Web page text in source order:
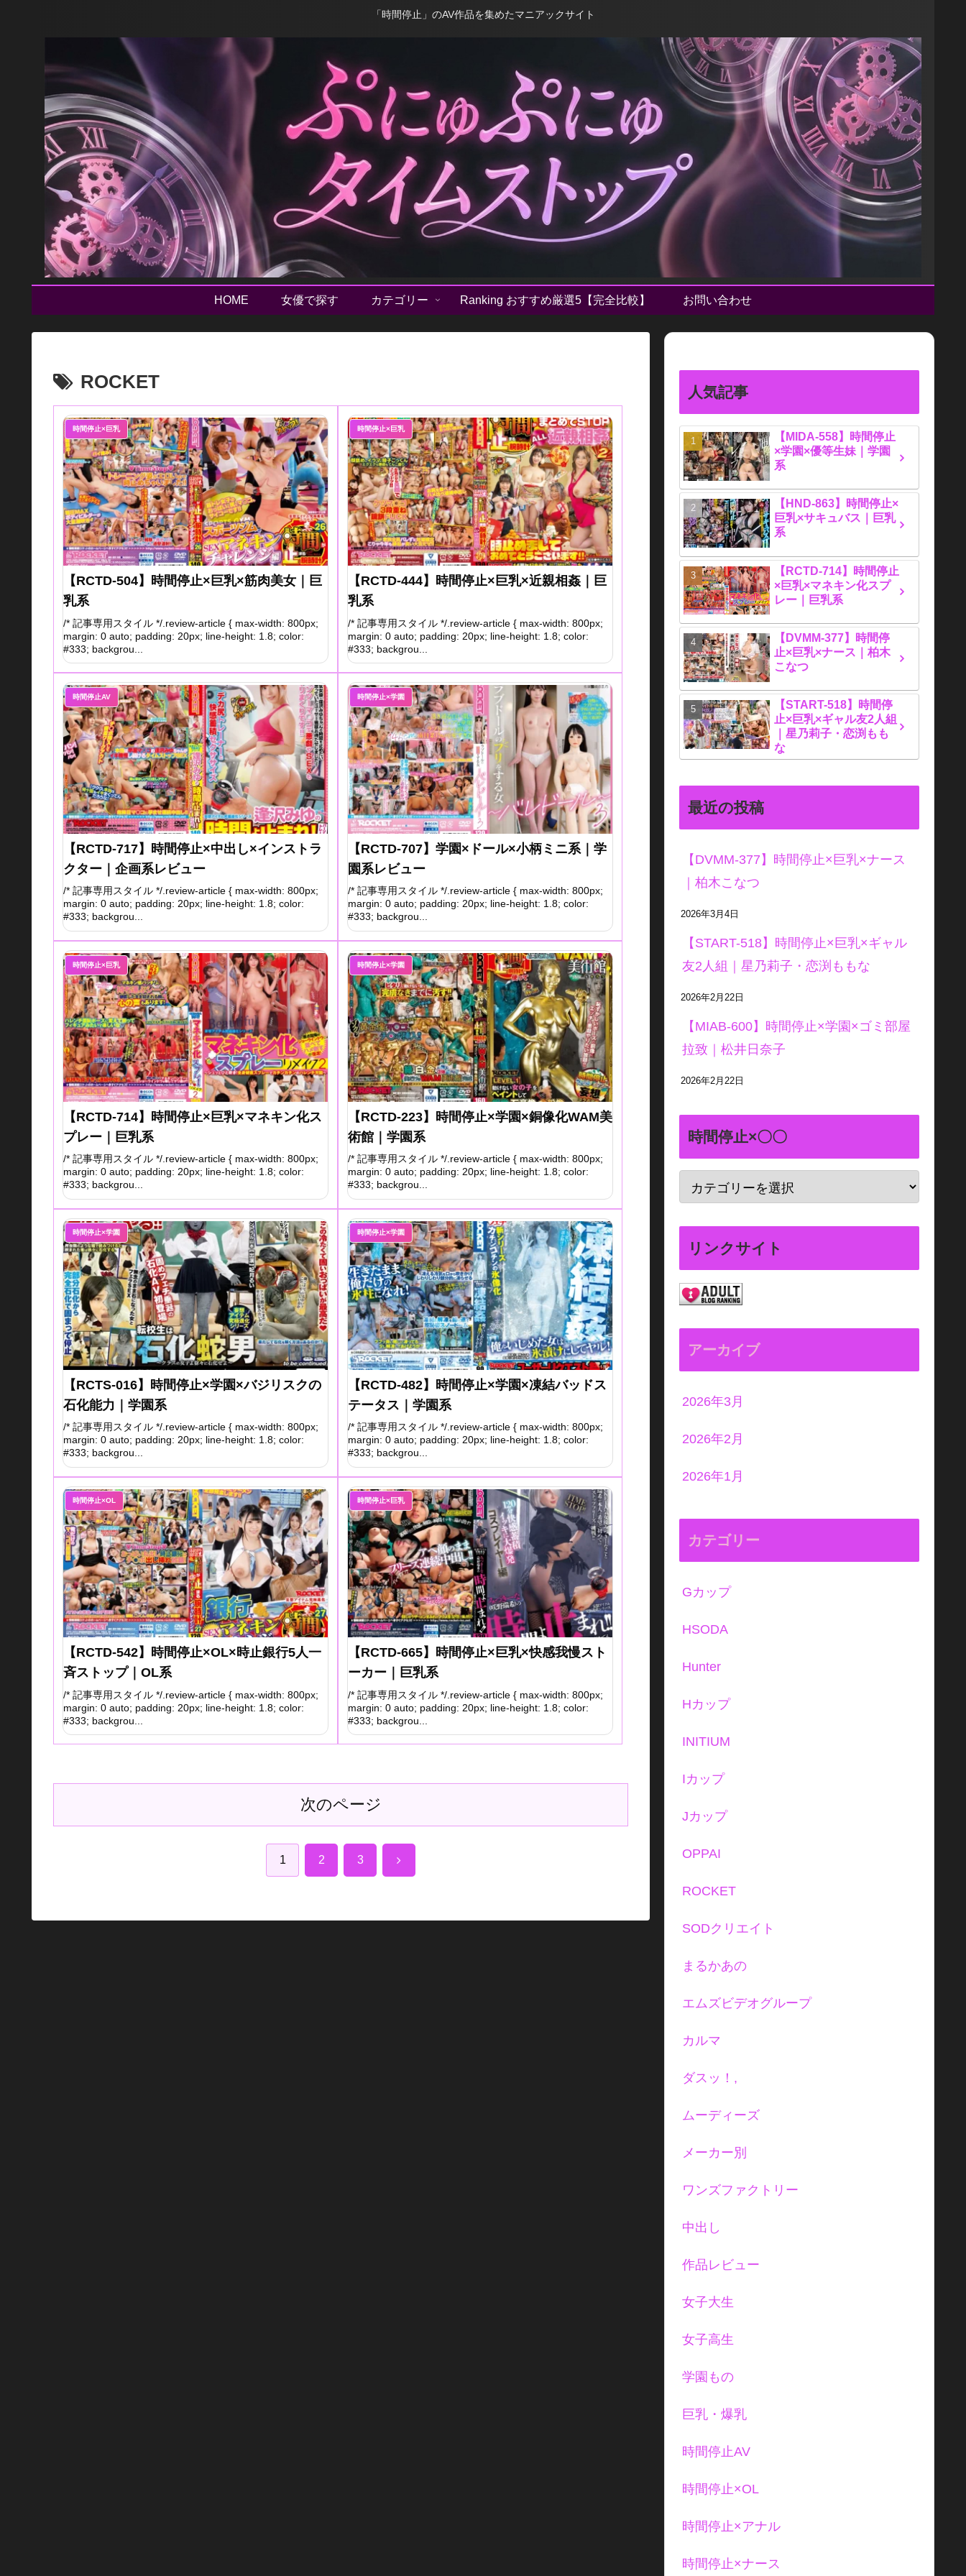
「時間停止」のAV作品を集めたマニアックサイト
HOME 女優で探す カテゴリー Ranking おすすめ厳選5【完全比較】 お問い合わせ
ROCKET
時間停止×巨乳
【RCTD-504】時間停止×巨乳×筋肉美女｜巨
乳系
/* 記事専用スタイル */.review-article { max-width: 800px;
margin: 0 auto; padding: 20px; line-height: 1.8; color:
#333; backgrou...
時間停止×巨乳
【RCTD-444】時間停止×巨乳×近親相姦｜巨
乳系
/* 記事専用スタイル */.review-article { max-width: 800px;
margin: 0 auto; padding: 20px; line-height: 1.8; color:
#333; backgrou...
時間停止AV
【RCTD-717】時間停止×中出し×インストラ
クター｜企画系レビュー
/* 記事専用スタイル */.review-article { max-width: 800px;
margin: 0 auto; padding: 20px; line-height: 1.8; color:
#333; backgrou...
時間停止×学園
【RCTD-707】学園×ドール×小柄ミニ系｜学
園系レビュー
/* 記事専用スタイル */.review-article { max-width: 800px;
margin: 0 auto; padding: 20px; line-height: 1.8; color:
#333; backgrou...
時間停止×巨乳
【RCTD-714】時間停止×巨乳×マネキン化ス
プレー｜巨乳系
/* 記事専用スタイル */.review-article { max-width: 800px;
margin: 0 auto; padding: 20px; line-height: 1.8; color:
#333; backgrou...
時間停止×学園
【RCTD-223】時間停止×学園×銅像化WAM美
術館｜学園系
/* 記事専用スタイル */.review-article { max-width: 800px;
margin: 0 auto; padding: 20px; line-height: 1.8; color:
#333; backgrou...
時間停止×学園
【RCTS-016】時間停止×学園×バジリスクの
石化能力｜学園系
/* 記事専用スタイル */.review-article { max-width: 800px;
margin: 0 auto; padding: 20px; line-height: 1.8; color:
#333; backgrou...
時間停止×学園
【RCTD-482】時間停止×学園×凍結バッドス
テータス｜学園系
/* 記事専用スタイル */.review-article { max-width: 800px;
margin: 0 auto; padding: 20px; line-height: 1.8; color:
#333; backgrou...
時間停止×OL
【RCTD-542】時間停止×OL×時止銀行5人一
斉ストップ｜OL系
/* 記事専用スタイル */.review-article { max-width: 800px;
margin: 0 auto; padding: 20px; line-height: 1.8; color:
#333; backgrou...
時間停止×巨乳
【RCTD-665】時間停止×巨乳×快感我慢スト
ーカー｜巨乳系
/* 記事専用スタイル */.review-article { max-width: 800px;
margin: 0 auto; padding: 20px; line-height: 1.8; color:
#333; backgrou...
次のページ
1 2 3 次
人気記事
【MIDA-558】時間停止
×学園×優等生妹｜学園
系
【HND-863】時間停止×
巨乳×サキュバス｜巨乳
系
【RCTD-714】時間停止
×巨乳×マネキン化スプ
レー｜巨乳系
【DVMM-377】時間停
止×巨乳×ナース｜柏木
こなつ
【START-518】時間停
止×巨乳×ギャル友2人組
｜星乃莉子・恋渕もも
な
最近の投稿
【DVMM-377】時間停止×巨乳×ナース
｜柏木こなつ
2026年3月4日
【START-518】時間停止×巨乳×ギャル
友2人組｜星乃莉子・恋渕ももな
2026年2月22日
【MIAB-600】時間停止×学園×ゴミ部屋
拉致｜松井日奈子
2026年2月22日
時間停止×〇〇
リンクサイト
アーカイブ
2026年3月
2026年2月
2026年1月
カテゴリー
Gカップ
HSODA
Hunter
Hカップ
INITIUM
Iカップ
Jカップ
OPPAI
ROCKET
SODクリエイト
まるかあの
エムズビデオグループ
カルマ
ダスッ！,
ムーディーズ
メーカー別
ワンズファクトリー
中出し
作品レビュー
女子大生
女子高生
学園もの
巨乳・爆乳
時間停止AV
時間停止×OL
時間停止×アナル
時間停止×ナース